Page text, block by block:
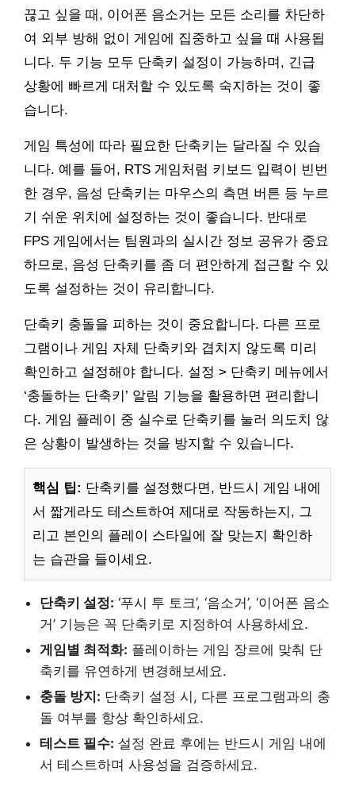
끊고 싶을 때, 이어폰 음소거는 모든 소리를 차단하
여 외부 방해 없이 게임에 집중하고 싶을 때 사용됩
니다. 두 기능 모두 단축키 설정이 가능하며, 긴급
상황에 빠르게 대처할 수 있도록 숙지하는 것이 좋
습니다.
게임 특성에 따라 필요한 단축키는 달라질 수 있습
니다. 예를 들어, RTS 게임처럼 키보드 입력이 빈번
한 경우, 음성 단축키는 마우스의 측면 버튼 등 누르
기 쉬운 위치에 설정하는 것이 좋습니다. 반대로
FPS 게임에서는 팀원과의 실시간 정보 공유가 중요
하므로, 음성 단축키를 좀 더 편안하게 접근할 수 있
도록 설정하는 것이 유리합니다.
단축키 충돌을 피하는 것이 중요합니다. 다른 프로
그램이나 게임 자체 단축키와 겹치지 않도록 미리
확인하고 설정해야 합니다. 설정 > 단축키 메뉴에서
‘충돌하는 단축키’ 알림 기능을 활용하면 편리합니
다. 게임 플레이 중 실수로 단축키를 눌러 의도치 않
은 상황이 발생하는 것을 방지할 수 있습니다.
핵심 팁: 단축키를 설정했다면, 반드시 게임 내에
서 짧게라도 테스트하여 제대로 작동하는지, 그
리고 본인의 플레이 스타일에 잘 맞는지 확인하
는 습관을 들이세요.
단축키 설정: ‘푸시 투 토크’, ‘음소거’, ‘이어폰 음소
거’ 기능은 꼭 단축키로 지정하여 사용하세요.
게임별 최적화: 플레이하는 게임 장르에 맞춰 단
축키를 유연하게 변경해보세요.
충돌 방지: 단축키 설정 시, 다른 프로그램과의 충
돌 여부를 항상 확인하세요.
테스트 필수: 설정 완료 후에는 반드시 게임 내에
서 테스트하며 사용성을 검증하세요.